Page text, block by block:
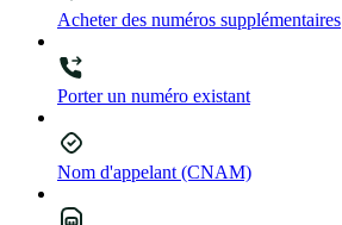
Acheter des numéros supplémentaires
Porter un numéro existant
Nom d'appelant (CNAM)